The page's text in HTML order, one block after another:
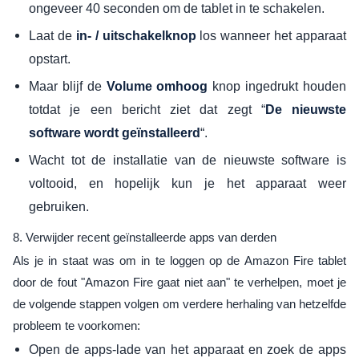
ongeveer 40 seconden om de tablet in te schakelen.
Laat de in- / uitschakelknop los wanneer het apparaat
opstart.
Maar blijf de Volume omhoog knop ingedrukt houden
totdat je een bericht ziet dat zegt “De nieuwste
software wordt geïnstalleerd“.
Wacht tot de installatie van de nieuwste software is
voltooid, en hopelijk kun je het apparaat weer
gebruiken.
8. Verwijder recent geïnstalleerde apps van derden
Als je in staat was om in te loggen op de Amazon Fire tablet
door de fout "Amazon Fire gaat niet aan" te verhelpen, moet je
de volgende stappen volgen om verdere herhaling van hetzelfde
probleem te voorkomen:
Open de apps-lade van het apparaat en zoek de apps